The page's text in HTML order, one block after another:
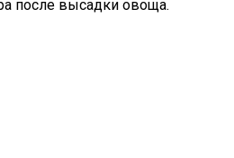
после высадки овоща.